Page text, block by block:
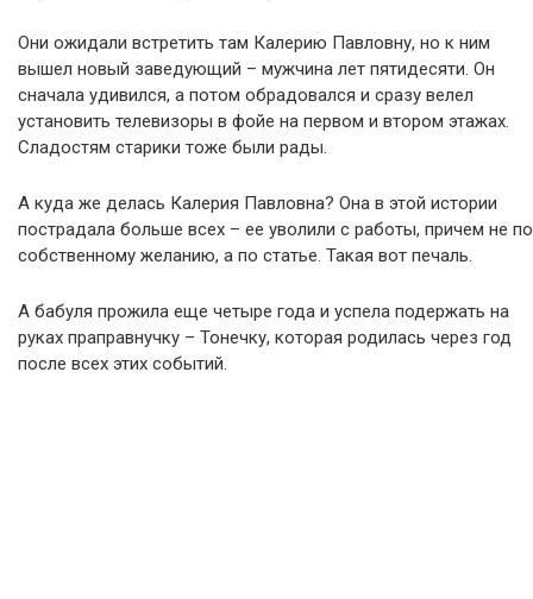
Они ожидали встретить там Калерию Павловну, но к ним
вышел новый заведующий – мужчина лет пятидесяти. Он
сначала удивился, а потом обрадовался и сразу велел
установить телевизоры в фойе на первом и втором этажах.
Сладостям старики тоже были рады.
А куда же делась Калерия Павловна? Она в этой истории
пострадала больше всех – ее уволили с работы, причем не по
собственному желанию, а по статье. Такая вот печаль.
А бабуля прожила еще четыре года и успела подержать на
руках праправнучку – Тонечку, которая родилась через год
после всех этих событий.